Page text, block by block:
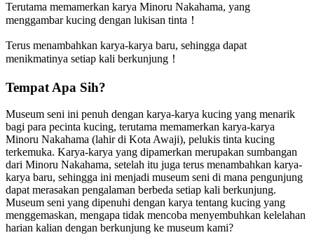
Terutama memamerkan karya Minoru Nakahama, yang
menggambar kucing dengan lukisan tinta！
Terus menambahkan karya-karya baru, sehingga dapat
menikmatinya setiap kali berkunjung！
Tempat Apa Sih?
Museum seni ini penuh dengan karya-karya kucing yang menarik
bagi para pecinta kucing, terutama memamerkan karya-karya
Minoru Nakahama (lahir di Kota Awaji), pelukis tinta kucing
terkemuka. Karya-karya yang dipamerkan merupakan sumbangan
dari Minoru Nakahama, setelah itu juga terus menambahkan karya-
karya baru, sehingga ini menjadi museum seni di mana pengunjung
dapat merasakan pengalaman berbeda setiap kali berkunjung.
Museum seni yang dipenuhi dengan karya tentang kucing yang
menggemaskan, mengapa tidak mencoba menyembuhkan kelelahan
harian kalian dengan berkunjung ke museum kami?